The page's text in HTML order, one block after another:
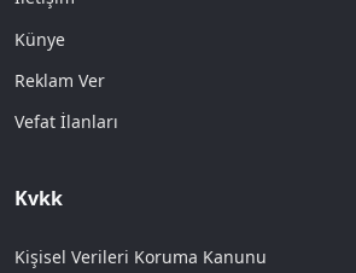
Künye
Reklam Ver
Vefat İlanları
Kvkk
Kişisel Verileri Koruma Kanunu